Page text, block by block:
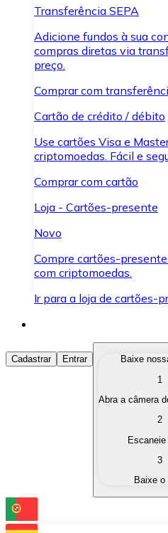
Transferência SEPA
Adicione fundos à sua
compras diretas via
preço.
Comprar com
Cartão de crédito / débito
Use cartões Visa e
criptomoedas. Fácil e
Comprar com cartão
Loja - Cartões-presente
Novo
Compre cartões-
com criptomoedas.
Ir para a loja de cartões-
Comprar Criptomoedas
Compre as
Converta suas
Troque uma
Cadastrar Entrar
Baixe
1
Abra a câmera
2
Escaneie
3
Baixe o